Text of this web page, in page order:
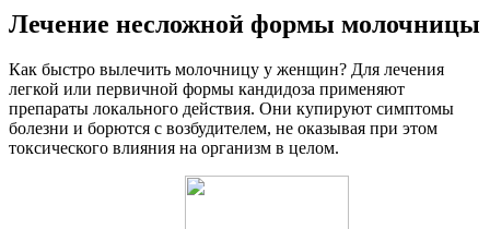
Лечение несложной формы молочницы
Как быстро вылечить молочницу у женщин? Для лечения
легкой или первичной формы кандидоза применяют
препараты локального действия. Они купируют симптомы
болезни и борются с возбудителем, не оказывая при этом
токсического влияния на организм в целом.